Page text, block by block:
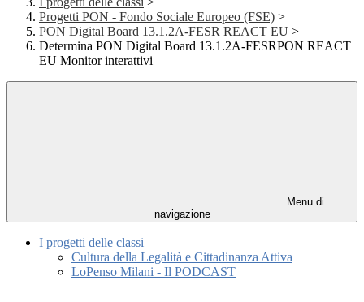
Progetti PON - Fondo Sociale Europeo (FSE) >
PON Digital Board 13.1.2A-FESR REACT EU >
Determina PON Digital Board 13.1.2A-FESRPON REACT
EU Monitor interattivi
Menu di
navigazione
I progetti delle classi
Cultura della Legalità e Cittadinanza Attiva
LoPenso Milani - Il PODCAST